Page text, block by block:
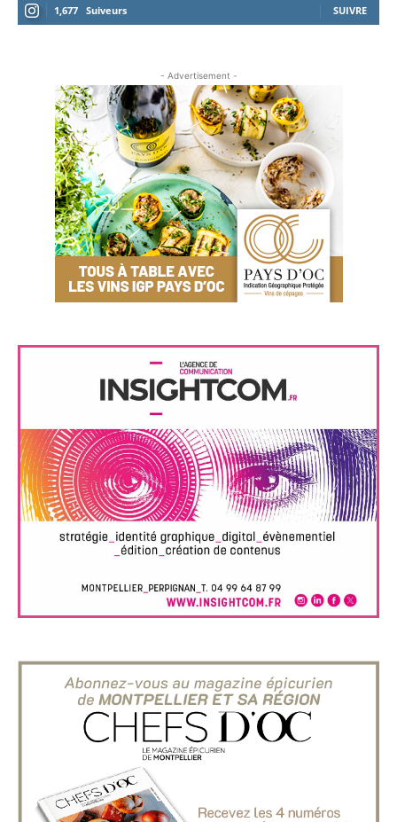
1,677 Suiveurs SUIVRE
- Advertisement -